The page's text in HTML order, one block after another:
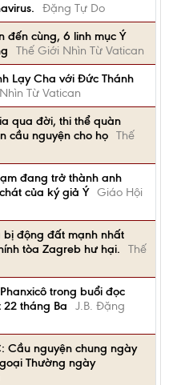
Đặng Tự Do
đến cùng, 6 linh mục Ý
Thế Giới Nhìn Từ Vatican
Lạy Cha với Đức Thánh
Từ Vatican
qua đời, thi thể quàn
cầu nguyện cho họ Thế
đang trở thành anh
của ký giả Ý Giáo Hội
động đất mạnh nhất
tòa Zagreb hư hại.
Thế
trong buổi đọc
22 tháng Ba
J.B. Đặng
Cầu nguyện chung ngày
Thường ngày